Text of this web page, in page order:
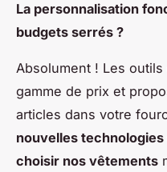
La personnalisation
budgets serrés ?
Absolument ! Les
gamme de prix et
articles dans votre
nouvelles
choisir nos vêtements